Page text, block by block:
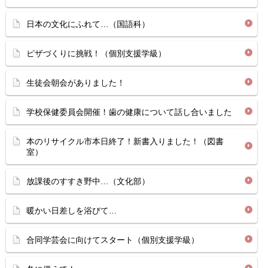
日本の文化にふれて…（国語科）
ピザづくりに挑戦！（個別支援学級）
生徒会朝会がありました！
学校保健委員会開催！歯の健康について話し合いました
本のリサイクル市本日終了！新書入りました！（図書
室）
放課後のすすき野中…（文化部）
暖かい日差しを浴びて…
合同学芸会に向けてスタート（個別支援学級）